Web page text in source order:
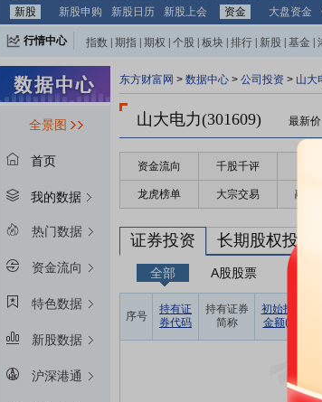
新股
新股申购 新股日历 新股上会 资金 大盘资金
行情中心 指数 期指 期权 个股 板块 排行 新股 基金
全景图
首页
我的数据
热门数据
资金流向
特色数据
新股数据
沪深港通
东方财富网 > 数据中心 > 公司投资 > 山大
山大电力(301609) 最新价
资金流向 千股千评
龙虎榜单 大宗交易 融资
证券投资 长期股权投资
全部 A股股票
序号
持有证
券代码
持有证券
简称
初始投资
金额(元)